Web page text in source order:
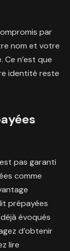
par
nom et votre
Ce n’est que
identité reste
pas garanti
comme
prépayées
évoqués
d’obtenir
lire